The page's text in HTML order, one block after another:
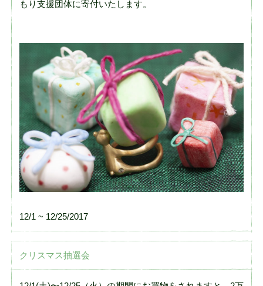
もり支援団体に寄付いたします。
12/1 ~ 12/25/2017
クリスマス抽選会